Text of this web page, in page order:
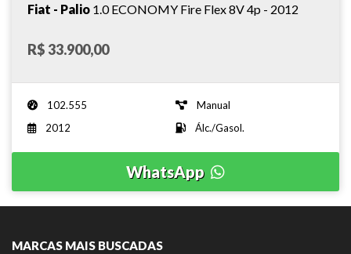
Fiat - Palio 1.0 ECONOMY Fire Flex 8V 4p - 2012
R$ 33.900,00
102.555
Manual
2012
Álc./Gasol.
WhatsApp
MARCAS MAIS BUSCADAS